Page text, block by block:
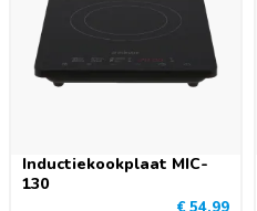
Inductiekookplaat MIC-
130